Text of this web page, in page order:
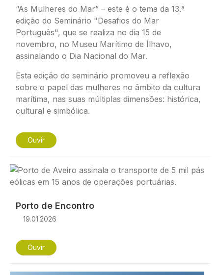
“As Mulheres do Mar” – este é o tema da 13.ª
edição do Seminário "Desafios do Mar
Português", que se realiza no dia 15 de
novembro, no Museu Marítimo de Ílhavo,
assinalando o Dia Nacional do Mar.
Esta edição do seminário promoveu a reflexão
sobre o papel das mulheres no âmbito da cultura
marítima, nas suas múltiplas dimensões: histórica,
cultural e simbólica.
Ouvir
Imagem
Porto de Encontro
19.01.2026
Ouvir